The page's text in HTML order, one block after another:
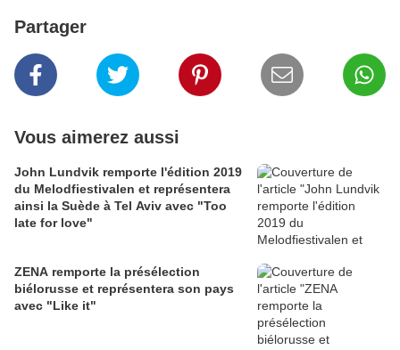
Partager
Vous aimerez aussi
John Lundvik remporte l'édition 2019
du Melodfiestivalen et représentera
ainsi la Suède à Tel Aviv avec "Too
late for love"
ZENA remporte la présélection
biélorusse et représentera son pays
avec "Like it"